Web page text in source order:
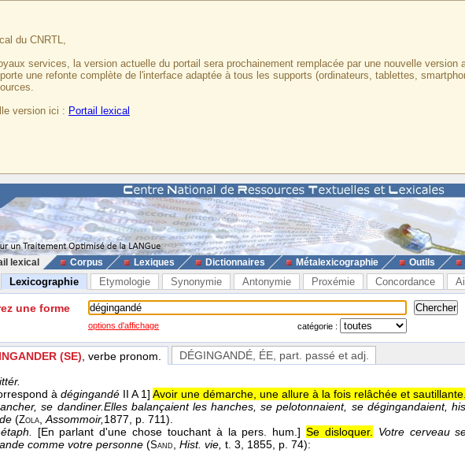
du CNRTL,
services, la version actuelle du portail sera prochainement remplacée par une nouvelle version
une refonte complète de l'interface adaptée à tous les supports (ordinateurs, tablettes,
version ici : Portail lexical
lexical Corpus Lexiques Dictionnaires Métalexicographie Outils
Lexicographie Etymologie Synonymie Antonymie Proxémie Concordance
une forme
options d'affichage catégorie :
(SE) , verbe pronom. DÉGINGANDÉ, ÉE, part. passé et adj.
à dégingandé II A 1] Avoir une démarche, une allure à la fois relâchée et sautillante.
se dandiner.Elles balançaient les hanches, se pelotonnaient, se dégingandaient,
(Zola,Assommoir,1877, p. 711).
[En parlant d'une chose touchant à la pers. hum.] Se disloquer. Votre cerveau
comme votre personne (Sand, Hist. vie, t. 3, 1855, p. 74):